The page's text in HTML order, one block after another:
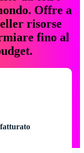
Offre a
risorse
fino al
fatturato